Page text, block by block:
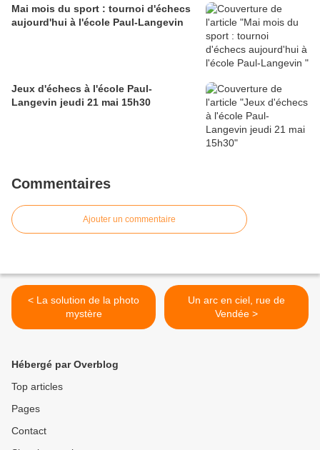
Mai mois du sport : tournoi d'échecs
aujourd'hui à l'école Paul-Langevin
Jeux d'échecs à l'école Paul-
Langevin jeudi 21 mai 15h30
Commentaires
Ajouter un commentaire
< La solution de la photo
mystère
Un arc en ciel, rue de
Vendée >
Hébergé par Overblog
Top articles
Pages
Contact